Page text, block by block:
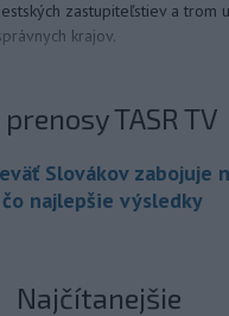
zastupiteľstiev a trom
krajov.
TASR TV
Slovákov zabojuje
najlepšie výsledky
Najčítanejšie